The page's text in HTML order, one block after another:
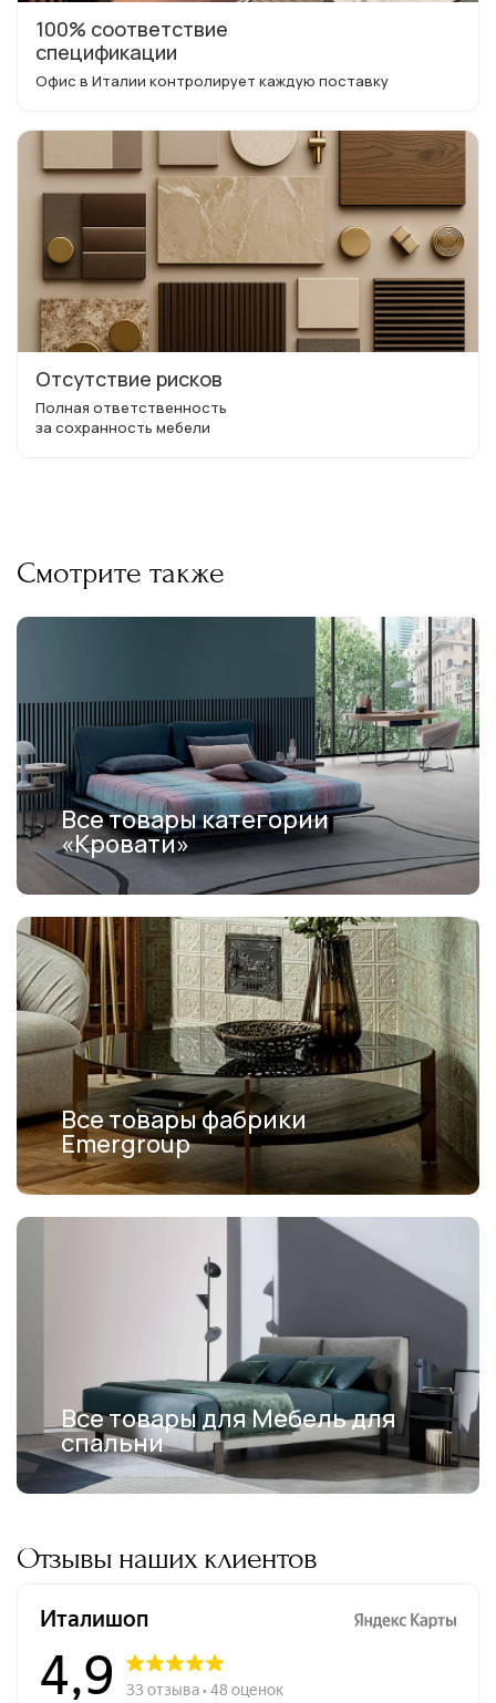
100% соответствие
спецификации
Офис в Италии контролирует каждую поставку
Отсутствие рисков
Полная ответственность
за сохранность мебели
Смотрите также
Все товары категории
«Кровати»
Все товары фабрики
Emergroup
Все товары для Мебель для
спальни
Отзывы наших клиентов